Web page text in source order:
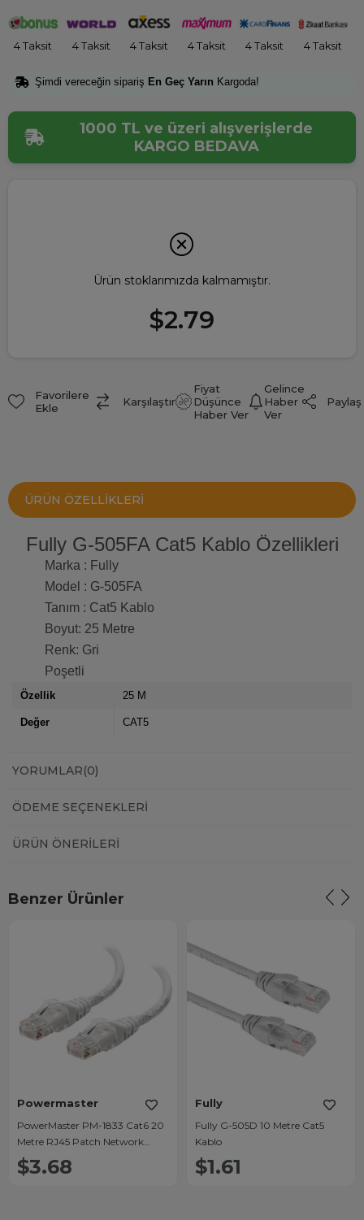
4 Taksit 4 Taksit 4 Taksit 4 Taksit 4 Taksit 4 Taksit
Şimdi vereceğin sipariş En Geç Yarın Kargoda!
1000 TL ve üzeri alışverişlerde
KARGO BEDAVA
Ürün stoklarımızda kalmamıştır.
$2.79
Favorilere
Ekle
Karşılaştır
Fiyat
Düşünce
Haber Ver
Gelince
Haber
Ver
Paylaş
ÜRÜN ÖZELLIKLERI
Fully G-505FA Cat5 Kablo Özellikleri
Marka : Fully
Model : G-505FA
Tanım : Cat5 Kablo
Boyut: 25 Metre
Renk: Gri
Poşetli
Özellik 25 M
Değer CAT5
YORUMLAR(0)
ÖDEME SEÇENEKLERI
ÜRÜN ÖNERILERI
Benzer Ürünler
Powermaster
PowerMaster PM-1833 Cat6 20
Metre RJ45 Patch Network
Ethernet İnternet Kablosu
$3.68
Fully
Fully G-505D 10 Metre Cat5
Kablo
$1.61